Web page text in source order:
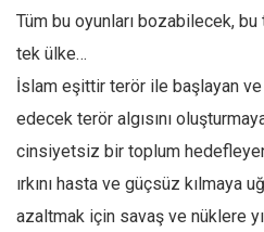
Tüm bu oyunları bozabilecek,
tek ülke…
İslam eşittir terör ile başlayan
edecek terör algısını
cinsiyetsiz bir toplum
ırkını hasta ve güçsüz kılmaya
azaltmak için savaş ve nüklere